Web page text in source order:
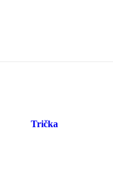
Trička